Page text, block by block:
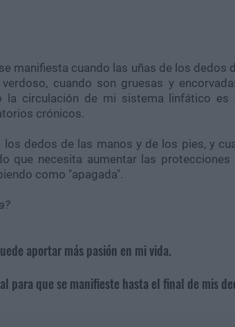
manifiesta cuando las uñas de los dedos
cuando son gruesas y
la circulación de mi sistema linfático es
crónicos.
dedos de las manos y de los pies, y
que necesita aumentar las
como "apagada".
aportar más pasión en mi vida.
para que se manifieste hasta el final de mis